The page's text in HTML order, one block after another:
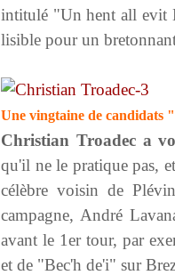
intitulé "Un hent all evit
lisible pour un
Une vingtaine de candidats
Christian Troadec a
qu'il ne le pratique pas,
célèbre voisin de
campagne, André
avant le 1ertour, par
et de "Bec'h de'i" sur